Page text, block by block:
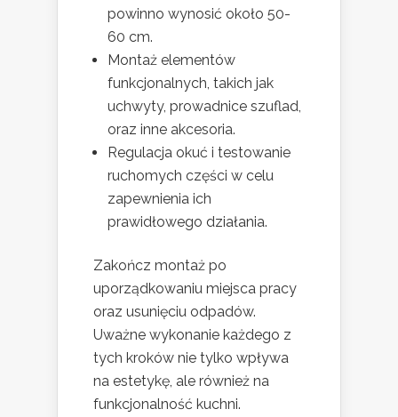
powinno wynosić około 50-
60 cm.
Montaż elementów
funkcjonalnych, takich jak
uchwyty, prowadnice szuflad,
oraz inne akcesoria.
Regulacja okuć i testowanie
ruchomych części w celu
zapewnienia ich
prawidłowego działania.
Zakończ montaż po
uporządkowaniu miejsca pracy
oraz usunięciu odpadów.
Uważne wykonanie każdego z
tych kroków nie tylko wpływa
na estetykę, ale również na
funkcjonalność kuchni.